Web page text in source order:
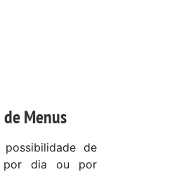
Menus
de
por dia ou por